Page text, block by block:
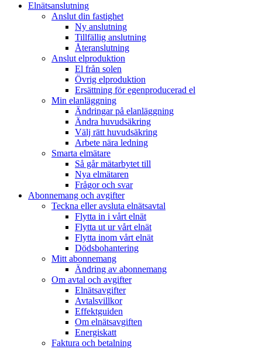
Elnätsanslutning
Anslut din fastighet
Ny anslutning
Tillfällig anslutning
Återanslutning
Anslut elproduktion
El från solen
Övrig elproduktion
Ersättning för egenproducerad el
Min elanläggning
Ändringar på elanläggning
Ändra huvudsäkring
Välj rätt huvudsäkring
Arbete nära ledning
Smarta elmätare
Så går mätarbytet till
Nya elmätaren
Frågor och svar
Abonnemang och avgifter
Teckna eller avsluta elnätsavtal
Flytta in i vårt elnät
Flytta ut ur vårt elnät
Flytta inom vårt elnät
Dödsbohantering
Mitt abonnemang
Ändring av abonnemang
Om avtal och avgifter
Elnätsavgifter
Avtalsvillkor
Effektguiden
Om elnätsavgiften
Energiskatt
Faktura och betalning